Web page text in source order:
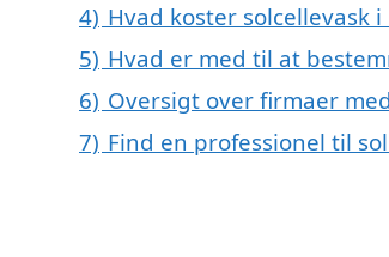
4) Hvad koster solcellevask i
5) Hvad er med til at
6) Oversigt over firmaer
7) Find en professionel til